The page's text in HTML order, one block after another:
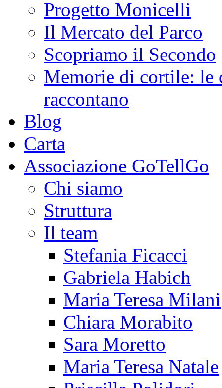
Progetto Monicelli
Il Mercato del Parco
Scopriamo il Secondo
Memorie di cortile: le
raccontano
Blog
Carta
Associazione GoTellGo
Chi siamo
Struttura
Il team
Stefania Ficacci
Gabriela Habich
Maria Teresa Milani
Chiara Morabito
Sara Moretto
Maria Teresa Natale